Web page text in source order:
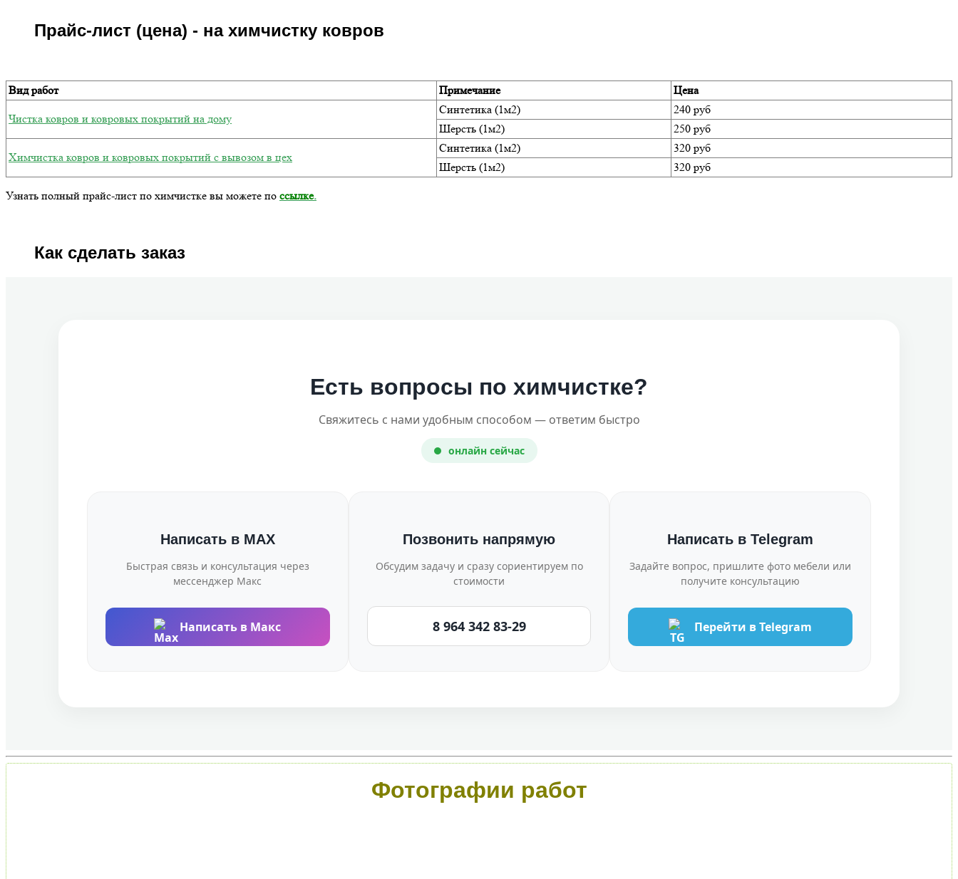
Прайс-лист (цена) - на химчистку ковров
Вид работ Примечание Цена
Чистка ковров и ковровых покрытий на дому
Синтетика (1м2)
240 руб
Шерсть (1м2)
250 руб
Химчистка ковров и ковровых покрытий с вывозом в цех
Синтетика (1м2)
320 руб
Шерсть (1м2)
320 руб
Узнать полный прайс-лист по химчистке вы можете по ссылке.
Как сделать заказ
Есть вопросы по химчистке?
Свяжитесь с нами удобным способом — ответим быстро
онлайн сейчас
Написать в MAX
Быстрая связь и консультация через
мессенджер Макс
Написать в Макс
Позвонить напрямую
Обсудим задачу и сразу сориентируем по
стоимости
8 964 342 83-29
Написать в Telegram
Задайте вопрос, пришлите фото мебели или
получите консультацию
Перейти в Telegram
Фотографии работ